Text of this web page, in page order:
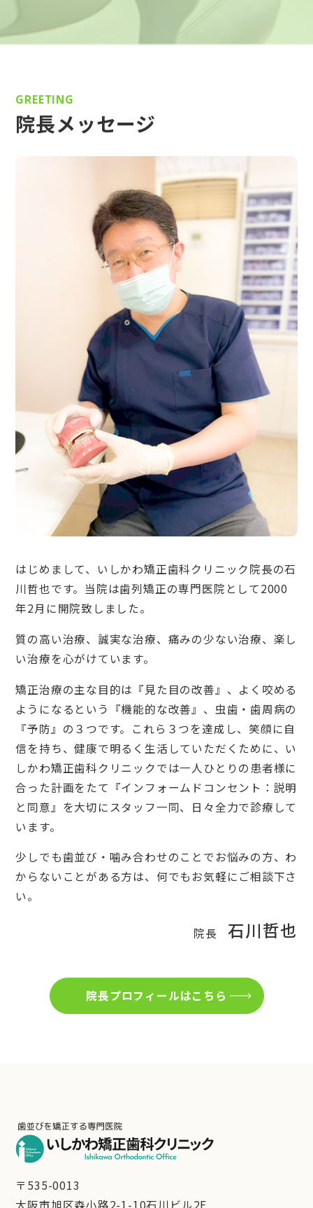
GREETING
院長メッセージ
はじめまして、いしかわ矯正歯科クリニック院長の石
川哲也です。当院は歯列矯正の専門医院として2000
年2月に開院致しました。
質の高い治療、誠実な治療、痛みの少ない治療、楽し
い治療を心がけています。
矯正治療の主な目的は『見た目の改善』、よく咬める
ようになるという『機能的な改善』、虫歯・歯周病の
『予防』の３つです。これら３つを達成し、笑顔に自
信を持ち、健康で明るく生活していただくために、い
しかわ矯正歯科クリニックでは一人ひとりの患者様に
合った計画をたて『インフォームドコンセント：説明
と同意』を大切にスタッフ一同、日々全力で診療して
います。
少しでも歯並び・噛み合わせのことでお悩みの方、わ
からないことがある方は、何でもお気軽にご相談下さ
い。
院長 石川哲也
院長プロフィールはこちら
〒535-0013